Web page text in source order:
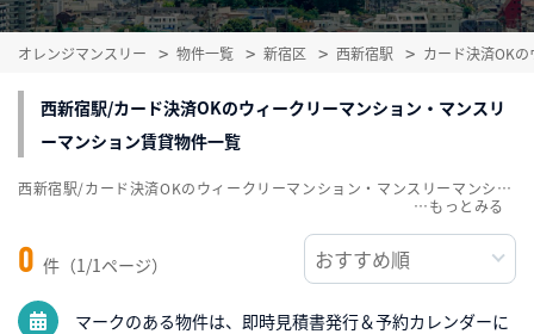
オレンジマンスリー 物件一覧 新宿区 西新宿駅 カード決済OK
西新宿駅/カード決済OKのウィークリーマンション・マンスリ
ーマンション賃貸物件一覧
0 件（1/1ページ）
マークのある物件は、即時見積書発行＆予約カレンダーに
西新宿駅/カード決済OKのウィークリーマンション・マンスリーマンション賃貸物件一覧を掲載中。敷金・礼金無料、家具・家電付をご紹介。こだわり条件での絞込みも簡単！
…